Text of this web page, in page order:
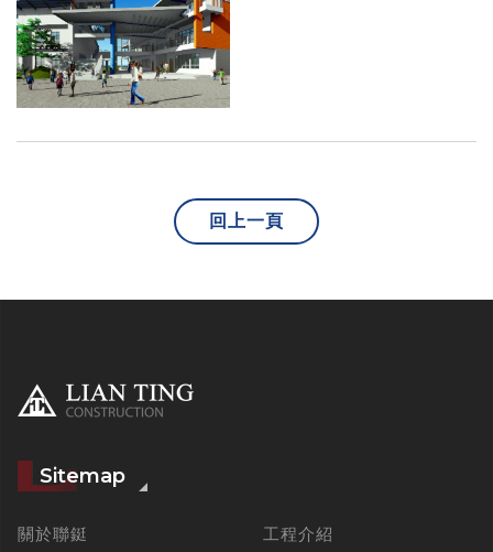
回上一頁
Sitemap
關於聯鋌 工程介紹